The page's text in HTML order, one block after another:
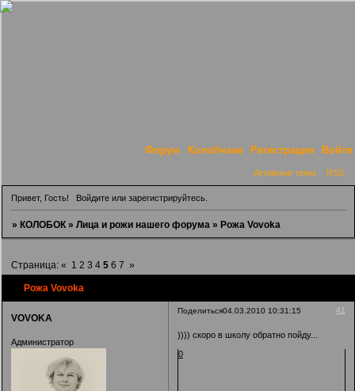
Форум Колобчане Регистрация Войти
Активные темы RSS
Привет, Гость! Войдитеили зарегистрируйтесь.
»КОЛОБОК »Лица и рожи нашего форума »Рожа Vovoka
Рожа Vovoka
Страница:« 1 2 3 4 5 6 7 »
Поделиться 41
04.03.2010 10:31:15
VOVOKA
Администратор
)))) скоро в школу обратно пойду...
0